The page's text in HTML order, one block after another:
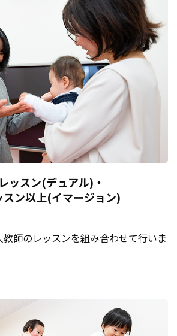
ッスン(デュアル)・
スン以上(イマージョン)
師のレッスンを組み合わせて行いま